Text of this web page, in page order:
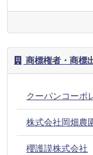
商標権者・商標
クーパンコーポ
株式会社岡畑農
櫻護謨株式会社